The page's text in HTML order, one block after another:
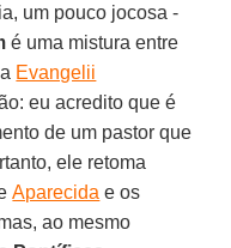
um pouco jocosa -
é uma mistura entre
Evangelii
eu acredito que é
de um pastor que
ele retoma
Aparecida e os
ao mesmo